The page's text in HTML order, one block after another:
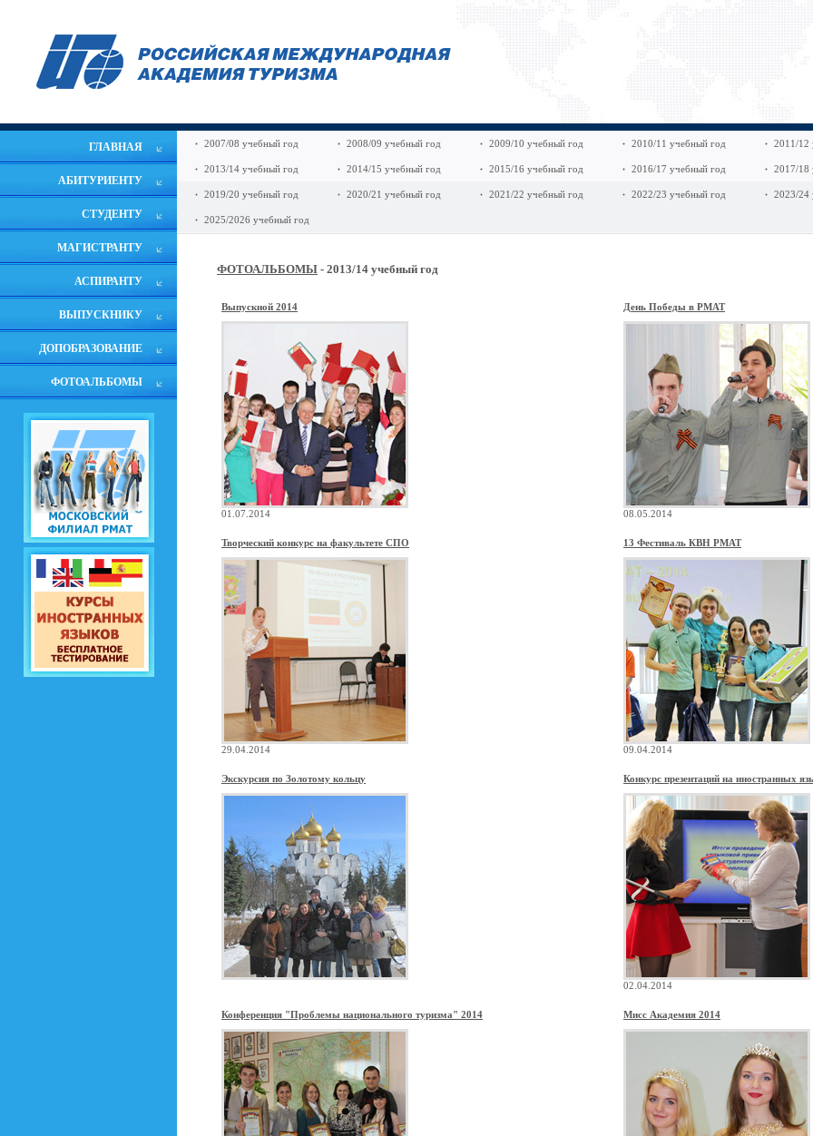
ГЛАВНАЯ
АБИТУРИЕНТУ
СТУДЕНТУ
МАГИСТРАНТУ
АСПИРАНТУ
ВЫПУСКНИКУ
ДОПОБРАЗОВАНИЕ
ФОТОАЛЬБОМЫ
2007/08 учебный год 2008/09 учебный год 2009/10 учебный год 2010/11 учебный год 2011/12
2013/14 учебный год 2014/15 учебный год 2015/16 учебный год 2016/17 учебный год 2017/18
2019/20 учебный год 2020/21 учебный год 2021/22 учебный год 2022/23 учебный год 2023/24
2025/2026 учебный год
ФОТОАЛЬБОМЫ - 2013/14 учебный год
Выпускной 2014
01.07.2014
День Победы в РМАТ
08.05.2014
Творческий конкурс на факультете СПО
29.04.2014
13 Фестиваль КВН РМАТ
09.04.2014
Экскурсия по Золотому кольцу Конкурс презентаций на иностранных
02.04.2014
Конференция "Проблемы национального туризма" 2014 Мисс Академия 2014